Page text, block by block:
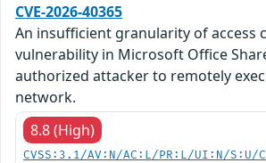
CVE-2026-40365
An insufficient granularity of access
vulnerability in Microsoft Office
authorized attacker to remotely
network.
8.8 (High)
CVSS:3.1/AV:N/AC:L/PR:L/UI:N/S:U/